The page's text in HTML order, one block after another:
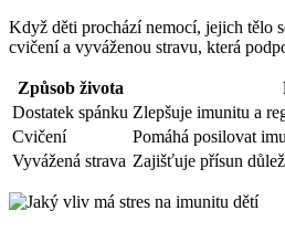
Když děti prochází nemocí, jejich tělo
cvičení a vyváženou stravu, která
Způsob života
Dostatek spánku Zlepšuje imunitu a
Cvičení
Pomáhá posilovat
Vyvážená strava Zajišťuje přísun